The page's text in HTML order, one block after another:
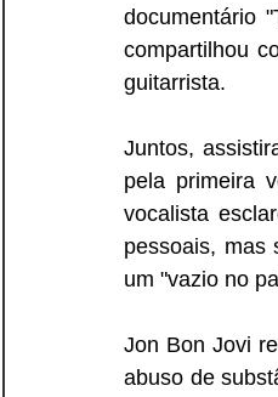
documentário
compartilhou
guitarrista.
Juntos,
pela primeira
vocalista
pessoais, mas
um "vazio no
Jon Bon Jovi
abuso de